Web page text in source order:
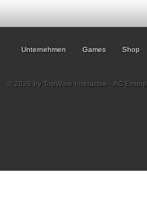
Unternehmen Games Shop
© 2026 by TopWare Interactve - AC